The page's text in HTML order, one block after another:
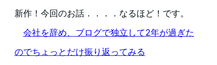
新作！今回のお話．．．．なるほど！です。
会社を辞め、ブログで独立して2年が過ぎた
のでちょっとだけ振り返ってみる